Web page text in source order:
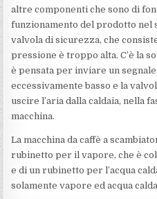
altre componenti che sono di
funzionamento del prodotto nel
valvola di sicurezza, che
pressione è troppo alta. C’è la
è pensata per inviare un
eccessivamente basso e la
uscire l’aria dalla caldaia, nella
macchina.
La macchina da caffè a
rubinetto per il vapore, che è
e di un rubinetto per l’acqua
solamente vapore ed acqua